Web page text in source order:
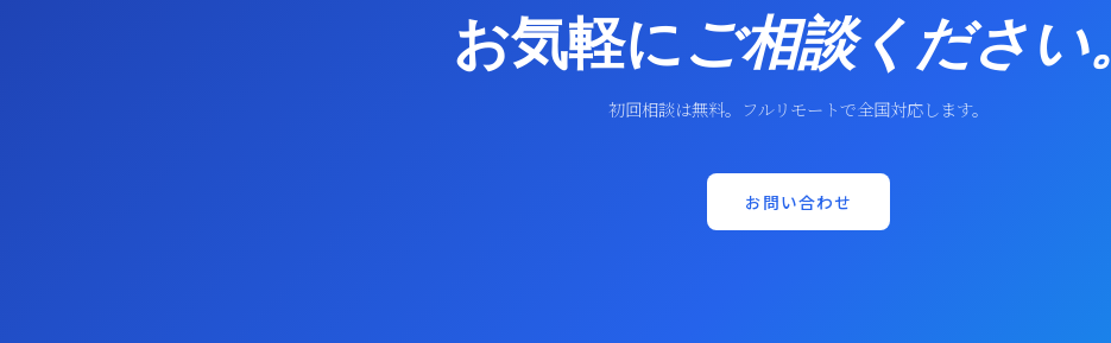
お気軽にご相談ください。
初回相談は無料。フルリモートで全国対応します。
お問い合わせ